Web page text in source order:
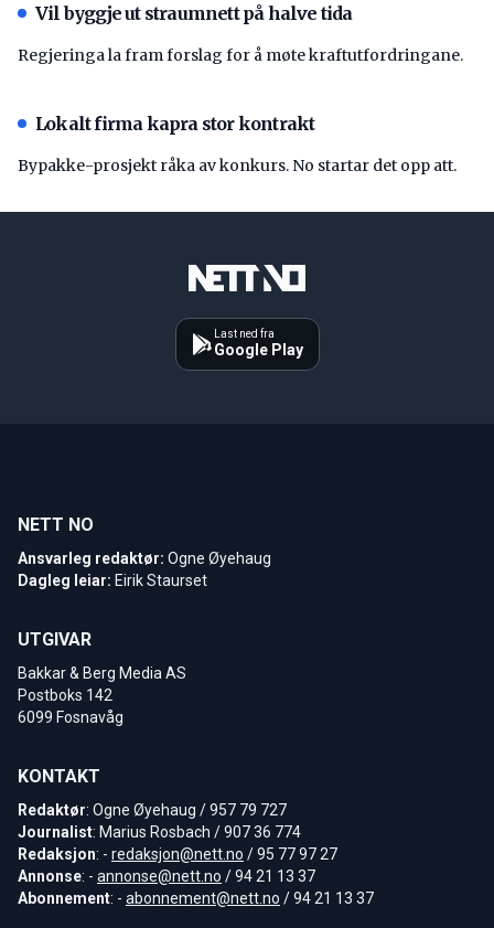
Vil byggje ut straumnett på halve tida
Regjeringa la fram forslag for å møte kraftutfordringane.
Lokalt firma kapra stor kontrakt
Bypakke-prosjekt råka av konkurs. No startar det opp att.
Last ned fra
Google Play
NETT NO
Ansvarleg redaktør: Ogne Øyehaug
Dagleg leiar: Eirik Staurset
UTGIVAR
Bakkar & Berg Media AS
Postboks 142
6099 Fosnavåg
KONTAKT
Redaktør: Ogne Øyehaug / 957 79 727
Journalist: Marius Rosbach / 907 36 774
Redaksjon: - redaksjon@nett.no / 95 77 97 27
Annonse: - annonse@nett.no / 94 21 13 37
Abonnement: - abonnement@nett.no / 94 21 13 37